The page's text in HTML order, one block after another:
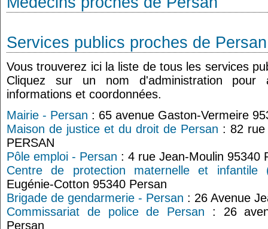
Services publics proches de Persan
Vous trouverez ici la liste de tous les services
Cliquez sur un nom d'administration
informations et coordonnées.
Mairie - Persan : 65 avenue Gaston-Vermeire
Maison de justice et du droit de Persan : 82 rue
PERSAN
Pôle emploi - Persan : 4 rue Jean-Moulin 95340
Centre de protection maternelle et infantile
Eugénie-Cotton 95340 Persan
Brigade de gendarmerie - Persan : 26 Avenue
Commissariat de police de Persan : 26
Persan